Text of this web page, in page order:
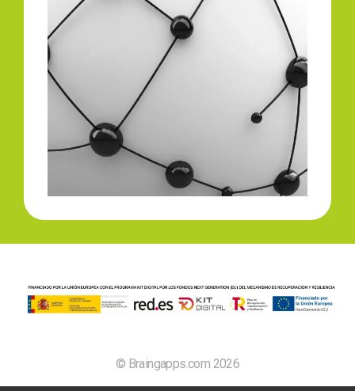
© Braingapps.com 2026